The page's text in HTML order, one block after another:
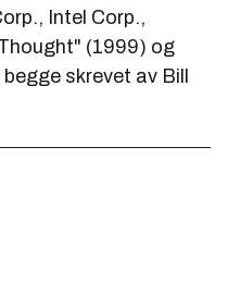
Intel Corp.,
" (1999) og
skrevet av Bill